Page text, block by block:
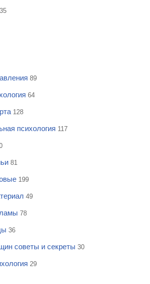
89
64
128
психология 117
81
199
49
78
36
советы и секреты 30
29